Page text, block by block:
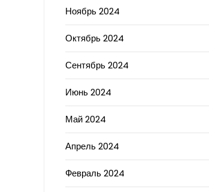
Ноябрь 2024
Октябрь 2024
Сентябрь 2024
Июнь 2024
Май 2024
Апрель 2024
Февраль 2024